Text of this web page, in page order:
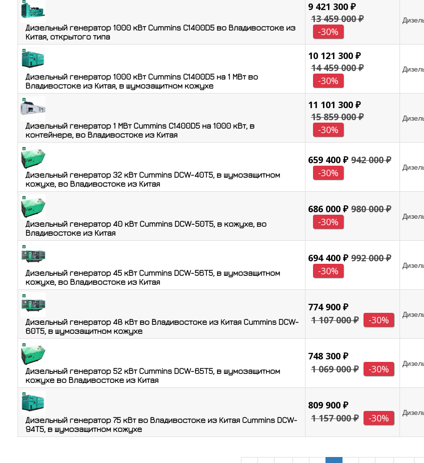
Дизельный генератор 1000 кВт Cummins C1400D5 во Владивостоке из
Китая, открытого типа
9 421 300 ₽
13 459 000 ₽
-30%
Дизельный генератор 1000 кВт Cummins C1400D5 на 1 МВт во
Владивостоке из Китая, в шумозащитном кожухе
10 121 300 ₽
14 459 000 ₽
-30%
Дизельный генератор 1 МВт Cummins C1400D5 на 1000 кВт, в
контейнере, во Владивостоке из Китая
11 101 300 ₽
15 859 000 ₽
-30%
Дизельный генератор 32 кВт Cummins DCW-40T5, в шумозащитном
кожухе, во Владивостоке из Китая
659 400 ₽ 942 000 ₽
-30%
Дизельный генератор 40 кВт Cummins DCW-50T5, в кожухе, во
Владивостоке из Китая
686 000 ₽ 980 000 ₽
-30%
Дизельный генератор 45 кВт Cummins DCW-56T5, в шумозащитном
кожухе, во Владивостоке из Китая
694 400 ₽ 992 000 ₽
-30%
Дизельный генератор 48 кВт во Владивостоке из Китая Cummins DCW-
60T5, в шумозащитном кожухе
774 900 ₽
1 107 000 ₽
-30%
Дизельный генератор 52 кВт Cummins DCW-65T5, в шумозащитном
кожухе во Владивостоке из Китая
748 300 ₽
1 069 000 ₽
-30%
Дизельный генератор 75 кВт во Владивостоке из Китая Cummins DCW-
94T5, в шумозащитном кожухе
809 900 ₽
1 157 000 ₽
-30%